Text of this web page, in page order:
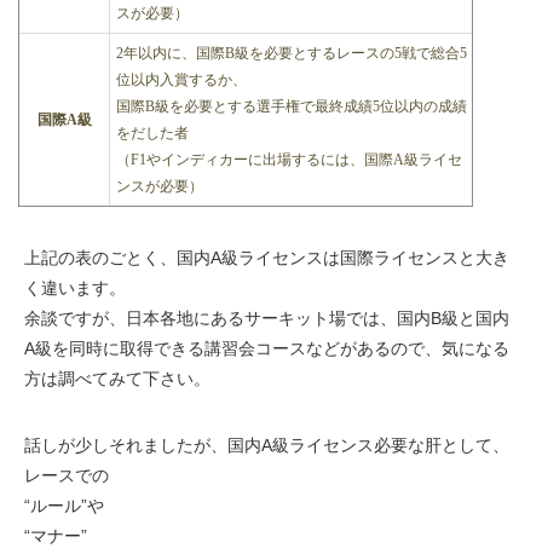
スが必要）
国際A級
2年以内に、国際B級を必要とするレースの5戦で総合5
位以内入賞するか、
国際B級を必要とする選手権で最終成績5位以内の成績
をだした者
（F1やインディカーに出場するには、国際A級ライセ
ンスが必要）
上記の表のごとく、国内A級ライセンスは国際ライセンスと大き
く違います。
余談ですが、日本各地にあるサーキット場では、国内B級と国内
A級を同時に取得できる講習会コースなどがあるので、気になる
方は調べてみて下さい。
話しが少しそれましたが、国内A級ライセンス必要な肝として、
レースでの
“ルール”や
“マナー”